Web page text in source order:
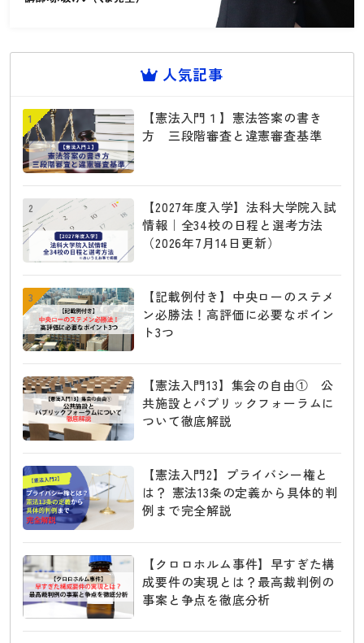
人気記事
1
【憲法入門１】憲法答案の書き
方 三段階審査と違憲審査基準
2
【2027年度入学】法科大学院入試
情報｜全34校の日程と選考方法
（2026年7月14日更新）
3
【記載例付き】中央ローのステメ
ン必勝法！高評価に必要なポイン
ト3つ
【憲法入門13】集会の自由① 公
共施設とパブリックフォーラムに
ついて徹底解説
【憲法入門2】プライバシー権と
は？ 憲法13条の定義から具体的判
例まで完全解説
【クロロホルム事件】早すぎた構
成要件の実現とは？最高裁判例の
事案と争点を徹底分析